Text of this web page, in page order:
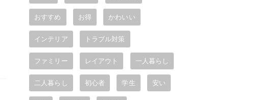
おすすめ お得 かわいい
インテリア トラブル対策
ファミリー レイアウト 一人暮らし
二人暮らし 初心者 学生 安い